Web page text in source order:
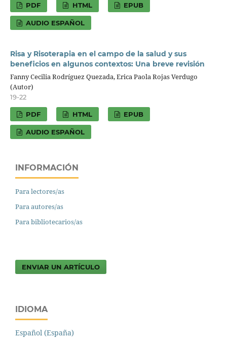
PDF HTML EPUB
AUDIO ESPAÑOL
Risa y Risoterapia en el campo de la salud y sus
beneficios en algunos contextos: Una breve revisión
Fanny Cecilia Rodríguez Quezada, Erica Paola Rojas Verdugo
(Autor)
19-22
PDF HTML EPUB
AUDIO ESPAÑOL
INFORMACIÓN
Para lectores/as
Para autores/as
Para bibliotecarios/as
ENVIAR UN ARTÍCULO
IDIOMA
Español (España)